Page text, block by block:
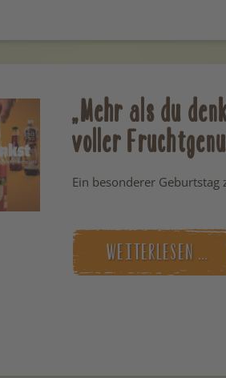
„Mehr als du
voller
Ein besonderer
WEITERLESEN …